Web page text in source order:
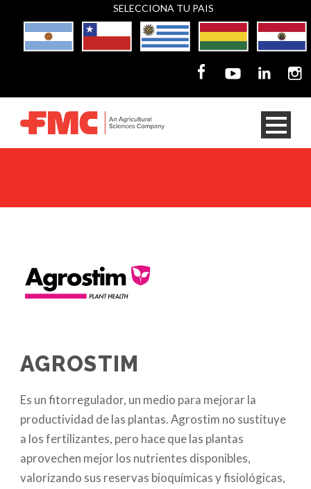
SELECCIONA TU PAIS
AGROSTIM
Es un fitorregulador, un medio para mejorar la
productividad de las plantas. Agrostim no sustituye
a los fertilizantes, pero hace que las plantas
aprovechen mejor los nutrientes disponibles,
valorizando sus reservas bioquímicas y fisiológicas,